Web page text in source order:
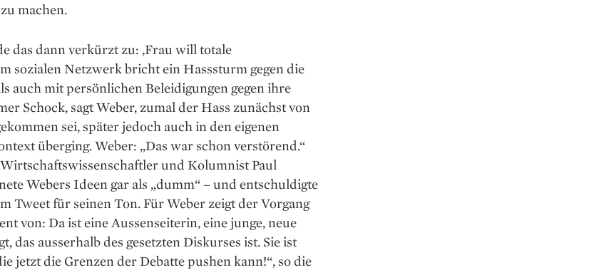
machen.
das dann verkürzt zu: ,Frau will totale
sozialen Netzwerk bricht ein Hasssturm gegen die
auch mit persönlichen Beleidigungen gegen ihre
Schock, sagt Weber, zumal der Hass zunächst von
sei, später jedoch auch in den eigenen
überging. Weber: „Das war schon verstörend.“
und Kolumnist Paul
Webers Ideen gar als „dumm“ – und entschuldigte
Tweet für seinen Ton. Für Weber zeigt der Vorgang
von: Da ist eine Aussenseiterin, eine junge, neue
das ausserhalb des gesetzten Diskurses ist. Sie ist
jetzt die Grenzen der Debatte pushen kann!“, so die